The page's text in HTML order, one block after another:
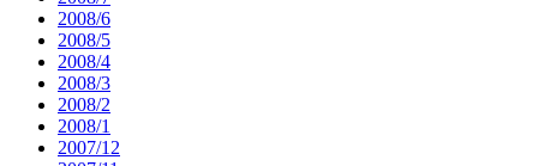
2008/6
2008/5
2008/4
2008/3
2008/2
2008/1
2007/12